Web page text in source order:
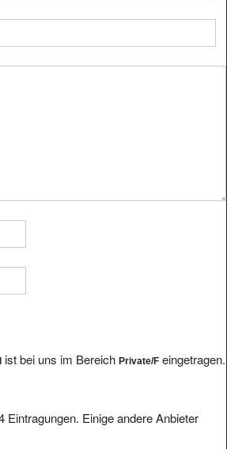
ist bei uns im Bereich Private/F eingetragen.
Eintragungen. Einige andere Anbieter